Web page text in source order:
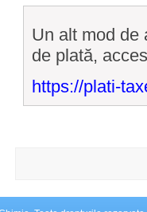
Un alt mod de
de plată,
https://plati-